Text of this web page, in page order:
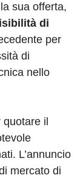
sua offerta,
di
per
di
nello
il
L’annuncio
mercato di